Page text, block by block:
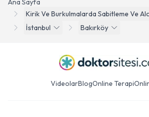
Ana Sayfa
Kirik Ve Burkulmalarda Sabitleme Ve
İstanbul
Bakırköy
VideolarBlogOnline Terapi